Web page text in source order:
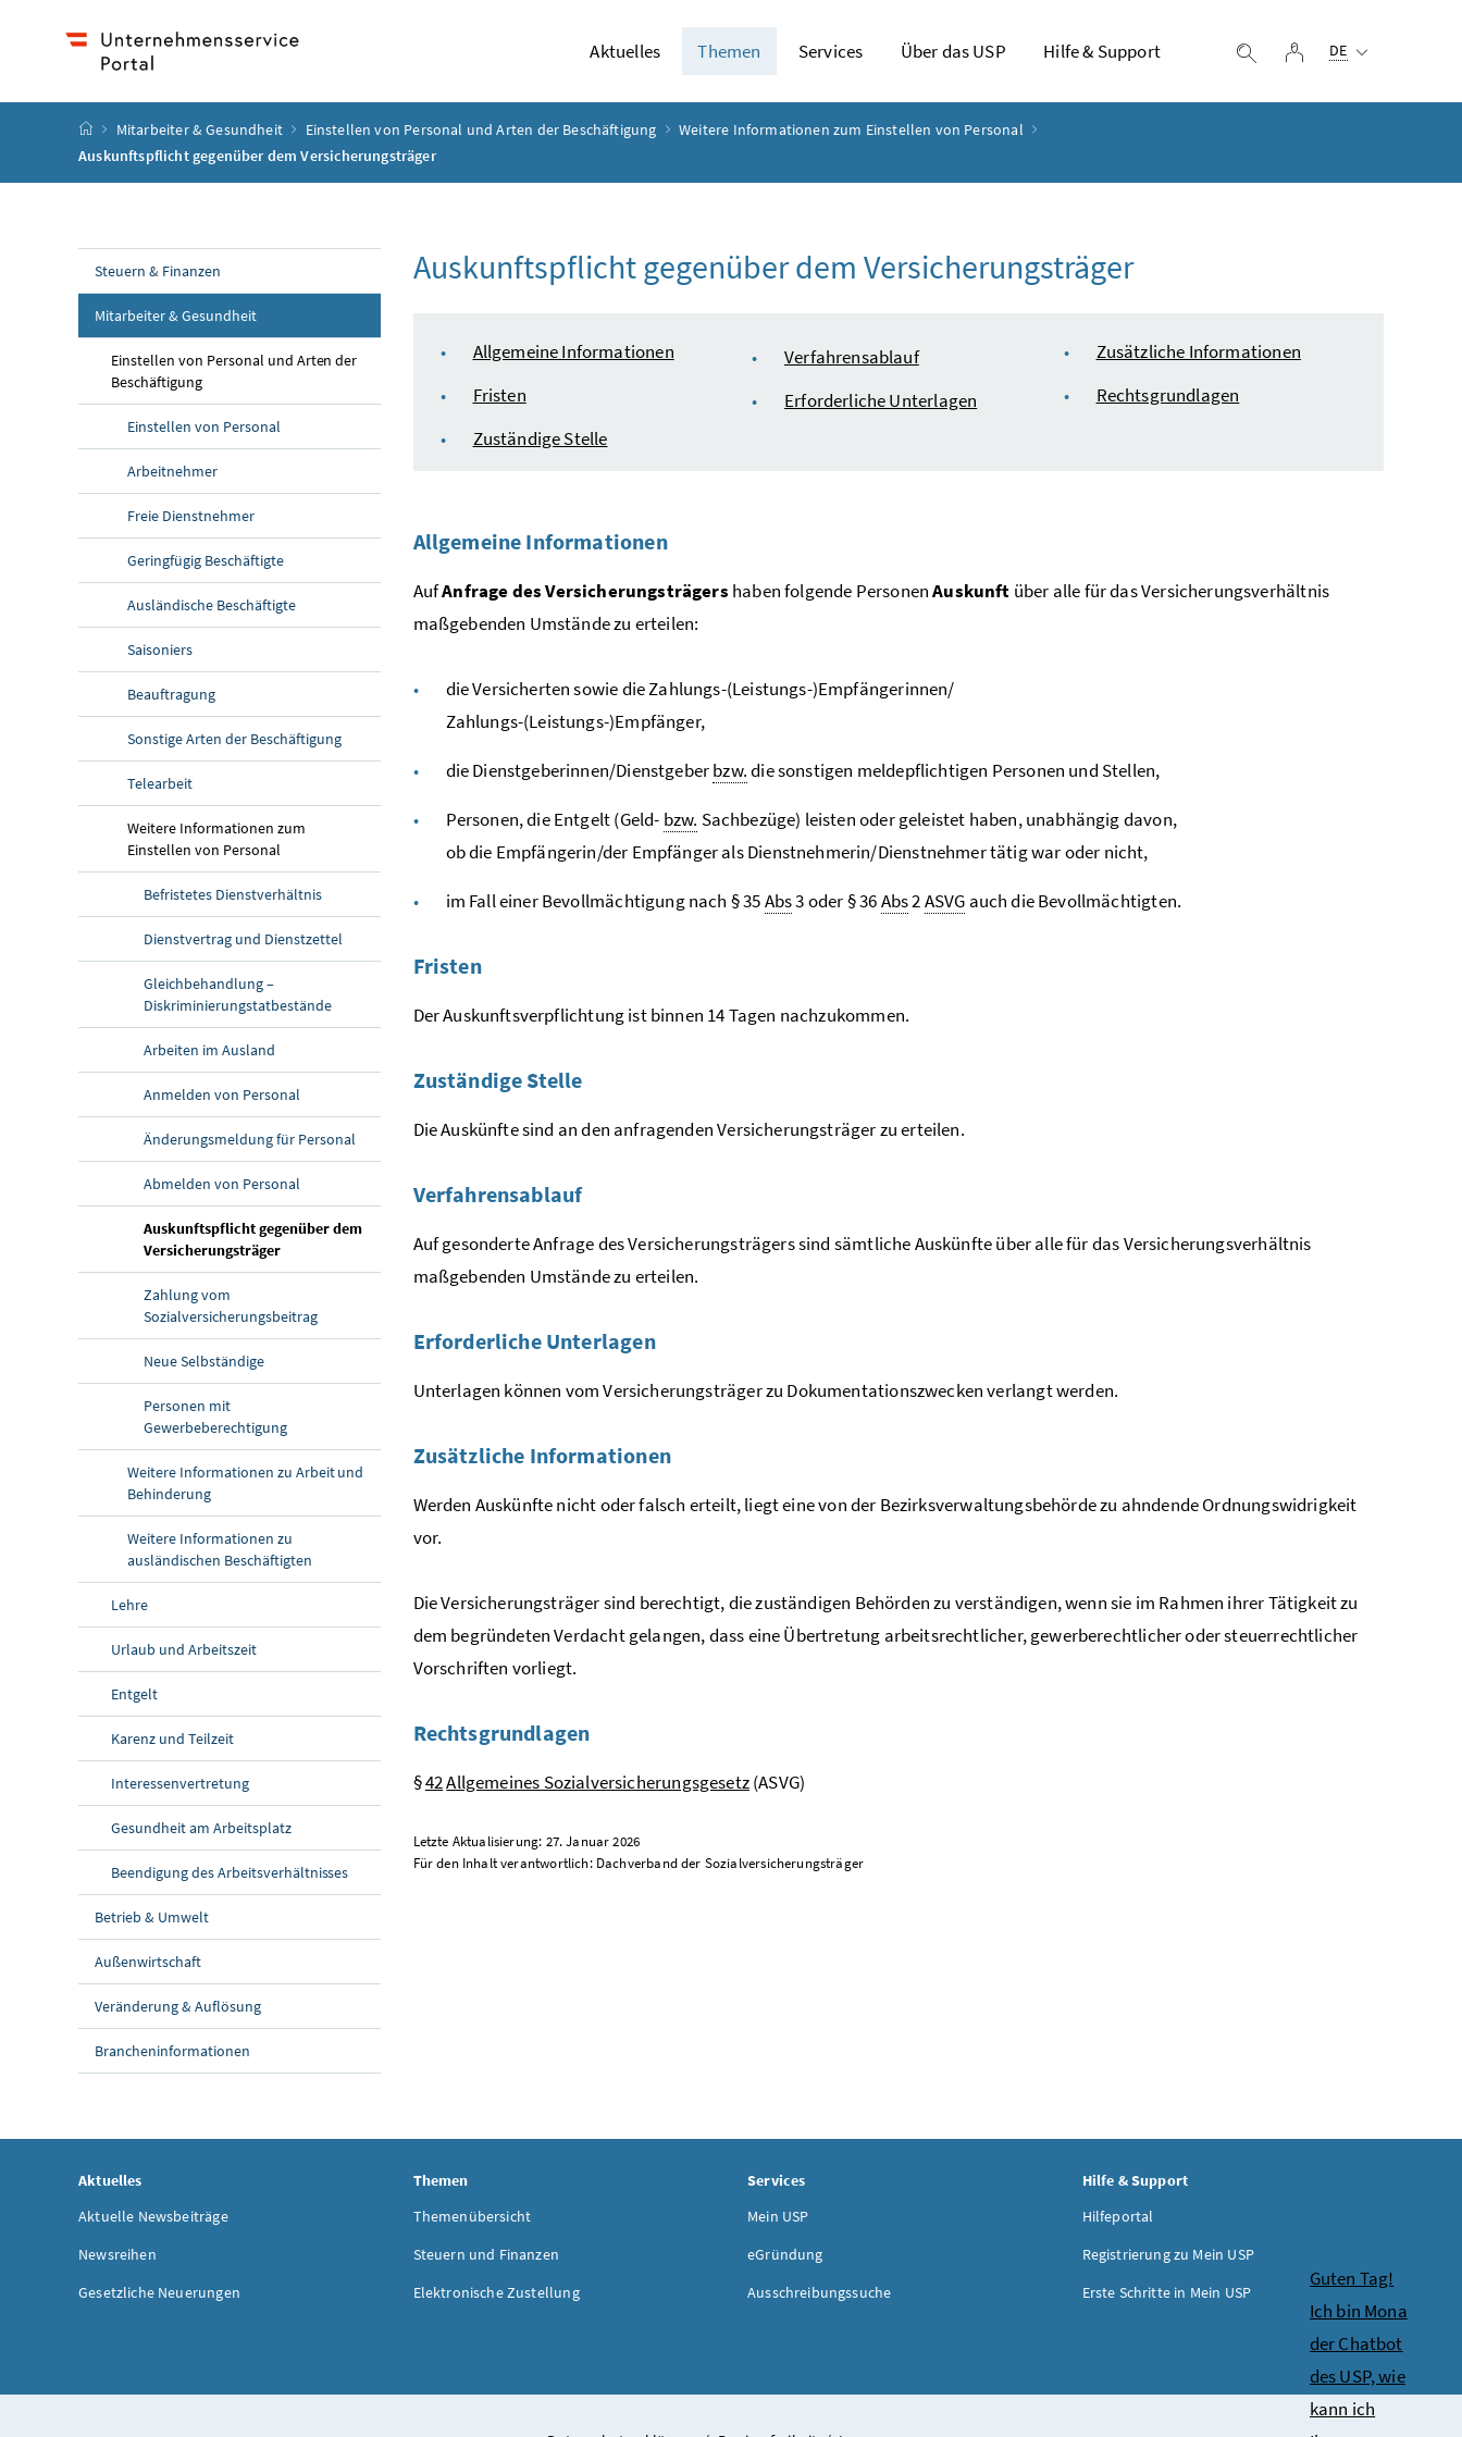
Aktuelles Themen Services Über das USP Hilfe & Support Suche einblenden
Login
DE
Startseite
Mitarbeiter & Gesundheit Einstellen von Personal und Arten der Beschäftigung
Weitere Informationen zum Einstellen von Personal
Auskunftspflicht gegenüber dem Versicherungsträger
Steuern & Finanzen
Mitarbeiter & Gesundheit
Einstellen von Personal und Arten der
Beschäftigung
Einstellen von Personal
Arbeitnehmer
Freie Dienstnehmer
Geringfügig Beschäftigte
Ausländische Beschäftigte
Saisoniers
Beauftragung
Sonstige Arten der Beschäftigung
Telearbeit
Weitere Informationen zum
Einstellen von Personal
Befristetes Dienstverhältnis
Dienstvertrag und Dienstzettel
Gleichbehandlung –
Diskriminierungstatbestände
Arbeiten im Ausland
Anmelden von Personal
Änderungsmeldung für Personal
Abmelden von Personal
Auskunftspflicht gegenüber dem
Versicherungsträger
Zahlung vom
Sozialversicherungsbeitrag
Neue Selbständige
Personen mit
Gewerbeberechtigung
Weitere Informationen zu Arbeit und
Behinderung
Weitere Informationen zu
ausländischen Beschäftigten
Lehre
Urlaub und Arbeitszeit
Entgelt
Karenz und Teilzeit
Interessenvertretung
Gesundheit am Arbeitsplatz
Beendigung des Arbeitsverhältnisses
Betrieb & Umwelt
Außenwirtschaft
Veränderung & Auflösung
Brancheninformationen
Auskunftspflicht gegenüber dem Versicherungsträger
Inhaltsverzeichnis
Allgemeine Informationen
Fristen
Zuständige Stelle
Verfahrensablauf
Erforderliche Unterlagen
Zusätzliche Informationen
Rechtsgrundlagen
Allgemeine Informationen
AufAnfrage des Versicherungsträgers haben folgende PersonenAuskunft über alle für das Versicherungsverhältnis
maßgebenden Umstände zu erteilen:
die Versicherten sowie die Zahlungs-(Leistungs-)Empfängerinnen/
Zahlungs-(Leistungs-)Empfänger,
die Dienstgeberinnen/Dienstgeberbzw.die sonstigen meldepflichtigen Personen und Stellen,
Personen, die Entgelt (Geld- bzw. Sachbezüge) leisten oder geleistet haben, unabhängig davon,
ob die Empfängerin/der Empfänger als Dienstnehmerin/Dienstnehmer tätig war oder nicht,
im Fall einer Bevollmächtigung nach § 35Abs3 oder § 36Abs2ASVG auch die Bevollmächtigten.
Fristen
Der Auskunftsverpflichtung ist binnen 14 Tagen nachzukommen.
Zuständige Stelle
Die Auskünfte sind an den anfragenden Versicherungsträger zu erteilen.
Verfahrensablauf
Auf gesonderte Anfrage des Versicherungsträgers sind sämtliche Auskünfte über alle für das Versicherungsverhältnis
maßgebenden Umstände zu erteilen.
Erforderliche Unterlagen
Unterlagen können vom Versicherungsträger zu Dokumentationszwecken verlangt werden.
Zusätzliche Informationen
Werden Auskünfte nicht oder falsch erteilt, liegt eine von der Bezirksverwaltungsbehörde zu ahndende Ordnungswidrigkeit
vor.
Die Versicherungsträger sind berechtigt, die zuständigen Behörden zu verständigen, wenn sie im Rahmen ihrer Tätigkeit zu
dem begründeten Verdacht gelangen, dass eine Übertretung arbeitsrechtlicher, gewerberechtlicher oder steuerrechtlicher
Vorschriften vorliegt.
Rechtsgrundlagen
§42Allgemeines Sozialversicherungsgesetz(ASVG)
Letzte Aktualisierung: 27. Januar 2026
Für den Inhalt verantwortlich: Dachverband der Sozialversicherungsträger
Aktuelles
Aktuelle Newsbeiträge
Newsreihen
Gesetzliche Neuerungen
Themen
Themenübersicht
Steuern und Finanzen
Elektronische Zustellung
Services
Mein USP
eGründung
Ausschreibungssuche
Hilfe & Support
Hilfeportal
Registrierung zu Mein USP
Erste Schritte in Mein USP
Chatbot
Guten Tag!
Ich bin Mona
der Chatbot
des USP, wie
kann ich